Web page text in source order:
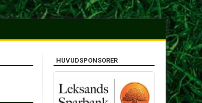
HUVUDSPONSORER